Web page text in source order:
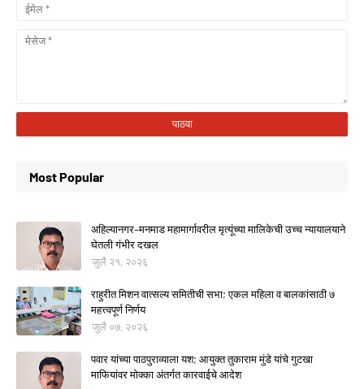
Most Popular
अहिल्यानगर–मनमाड महामार्गावरील मृत्यूंच्या मालिकेची उच्च न्यायालयाने
घेतली गंभीर दखल
जुलै २१, २०२६
राहुरीत मिशन वात्सल्य समितीची सभा; एकल महिला व बालकांसाठी ७
महत्त्वपूर्ण निर्णय
जुलै ०७, २०२६
पवार यांच्या पाठपुराव्याला यश; आयुक्त तुकाराम मुंडे यांचे गुटखा
माफियांवर मोक्का अंतर्गत कारवाईचे आदेश